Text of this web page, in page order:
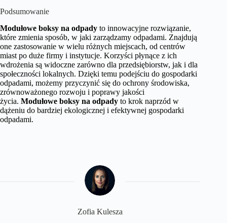
Podsumowanie
Modułowe boksy na odpady to innowacyjne rozwiązanie,
które zmienia sposób, w jaki zarządzamy odpadami. Znajdują
one zastosowanie w wielu różnych miejscach, od centrów
miast po duże firmy i instytucje. Korzyści płynące z ich
wdrożenia są widoczne zarówno dla przedsiębiorstw, jak i dla
społeczności lokalnych. Dzięki temu podejściu do gospodarki
odpadami, możemy przyczynić się do ochrony środowiska,
zrównoważonego rozwoju i poprawy jakości
życia. Modułowe boksy na odpady to krok naprzód w
dążeniu do bardziej ekologicznej i efektywnej gospodarki
odpadami.
Zofia Kulesza